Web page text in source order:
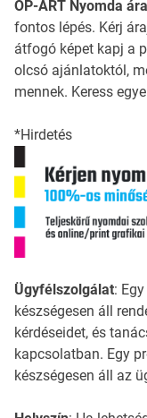
OP-ART Nyomda
fontos lépés. Kérj
átfogó képet kapj a
olcsó ajánlatoktól,
mennek. Keress
*Hirdetés
Ügyfélszolgálat:
készségesen áll
kérdéseidet, és
kapcsolatban. Egy
készségesen áll az